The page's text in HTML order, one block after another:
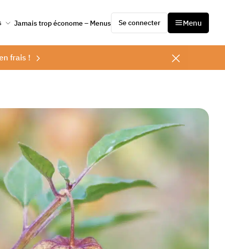
Jamais trop économe – Menus Se connecter Menu
frais !